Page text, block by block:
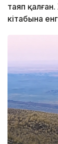
таяп
кітабына